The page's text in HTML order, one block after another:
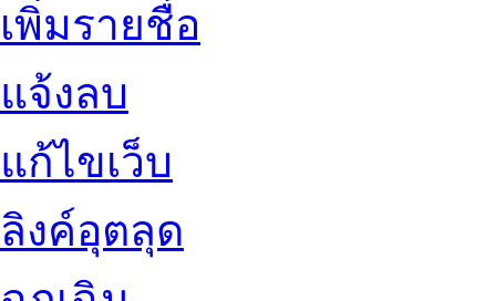
เพิ่มรายชื่อ
แจ้งลบ
แก้ไขเว็บ
ลิงค์อุตลุด